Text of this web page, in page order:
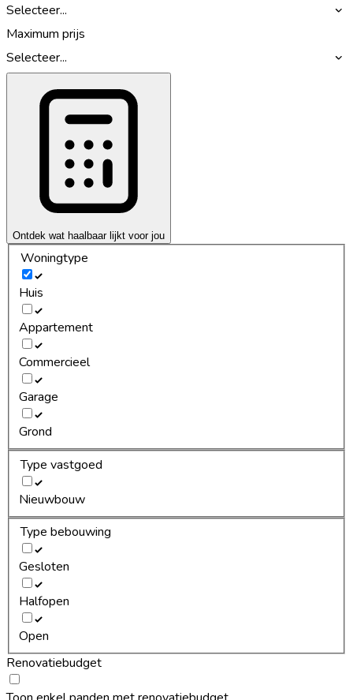
Selecteer...
Maximum prijs
Selecteer...
Ontdek wat haalbaar lijkt voor jou
Woningtype
Huis
Appartement
Commercieel
Garage
Grond
Type vastgoed
Nieuwbouw
Type bebouwing
Gesloten
Halfopen
Open
Renovatiebudget